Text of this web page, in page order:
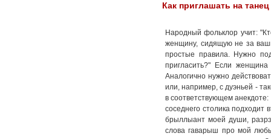
Как приглашать на
Народный фольклор учит:
женщину, сидящую не за
простые правила. Нужно
пригласить?" Если
Аналогично нужно
или, например, с дуэньей -
в соответствующем
соседнего столика подходит
брыллыант моей души,
слова гаварыш про мой